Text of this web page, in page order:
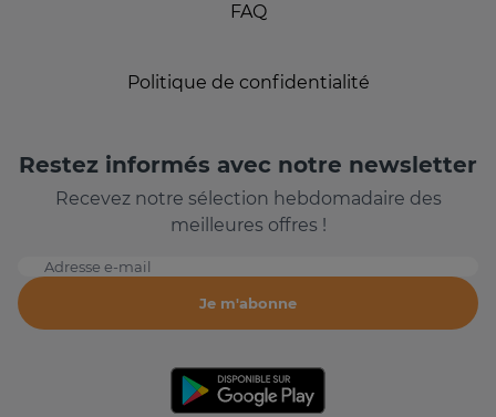
FAQ
Politique de confidentialité
Restez informés avec notre newsletter
Recevez notre sélection hebdomadaire des
meilleures offres !
Adresse e-mail
Je m'abonne